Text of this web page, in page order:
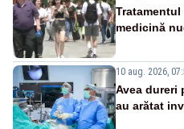
medicină
10 aug. 2026,
Avea dureri
au arătat